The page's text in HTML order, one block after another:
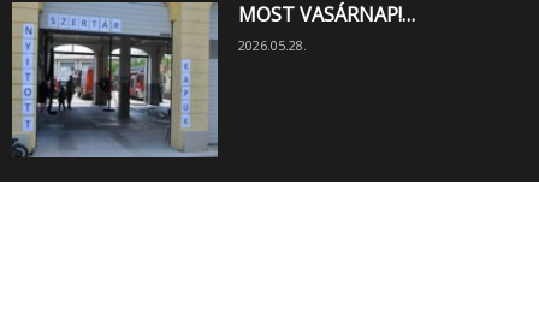
MOST VASÁRNAP!…
2026.05.28.